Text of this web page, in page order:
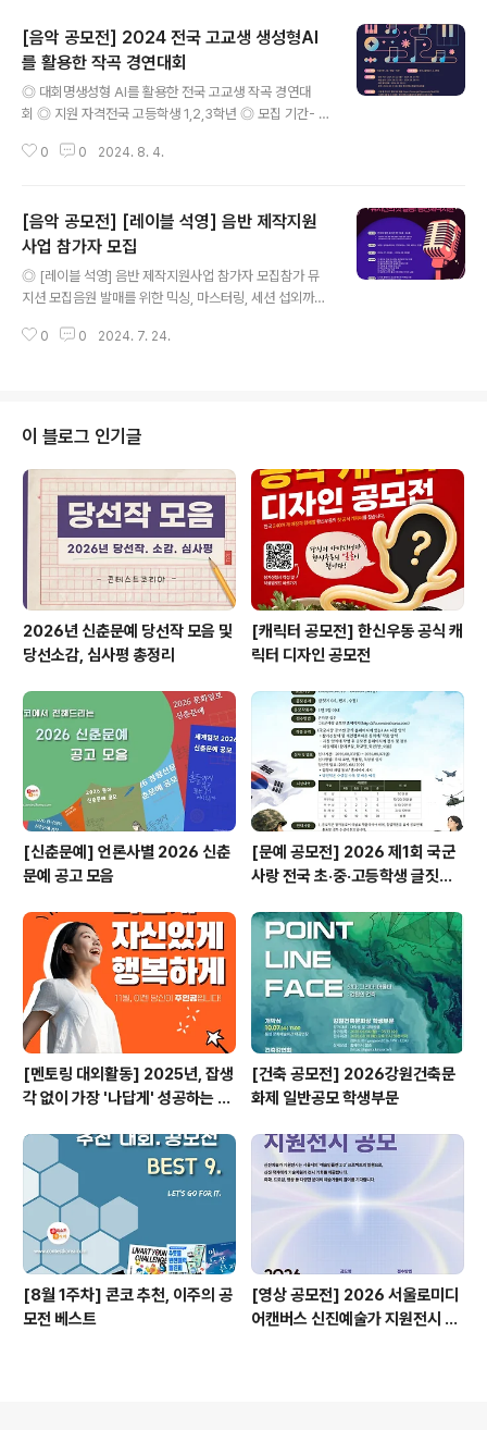
[음악 공모전] 2024 전국 고교생 생성형AI
를 활용한 작곡 경연대회
◎ 대회명생성형 AI를 활용한 전국 고교생 작곡 경연대
회 ◎ 지원 자격전국 고등학생 1,2,3학년 ◎ 모집 기간- 접
심사 : 2024. 08. 22(목) ~ 2024. 08. 28 (수)- 예선 결
명) : 300만원 및 상장- 최우수상(1명) : 200만원 및 상
장- 우수상(1명) : 100만원 및 상장- 장려상(6명) : 50만
원 및 상장- 입상(30명) : 20만원 및 상장* 입상자 전원 한
서대학교 입학 시, 별도 장학금 차등 지원 ◎ 평가기준1. 음
악과 가사의 조화 : 가사의 주제와 음..
0 0 2024. 8. 4.
[음악 공모전] [레이블 석영] 음반 제작지원
사업 참가자 모집
◎ [레이블 석영] 음반 제작지원사업 참가자 모집참가 뮤
지션 모집음원 발매를 위한 믹싱, 마스터링, 세션 섭외까지,
영'과 함께 만들어봐요 ◎ 모집대상전국의 청년 뮤지션 (만
노, 기타, 베이스, 드럼) ◎ 지원혜택① 음원 발매를 위한
레코딩, 믹싱 마스터링 세션 섭외 무상 지원② 라이브 클립
영상 제작 지원③ 앨범 발매를 위한 맞춤형 멘토링 지원④
연습실 및 녹음실 무상 지원⑤ 음원 유통사 연계 및 유통⑥
쇼케이스 개최 지원⑦ 남양주시 연계 홍보 지원 (언론, 미
디어 노출)..
0 0 2024. 7. 24.
이 블로그 인기글
2026년 신춘문예 당선작 모음 및
당선소감, 심사평 총정리
[캐릭터 공모전] 한신우동 공식 캐
릭터 디자인 공모전
[신춘문예] 언론사별 2026 신춘
문예 공고 모음
[문예 공모전] 2026 제1회 국군
사랑 전국 초·중·고등학생 글짓기
[멘토링 대외활동] 2025년, 잡생
각 없이 가장 '나답게' 성공하는 법
[건축 공모전] 2026강원건축문
화제 일반공모 학생부문
[8월 1주차] 콘코 추천, 이주의 공
모전 베스트
[영상 공모전] 2026 서울로미디
어캔버스 신진예술가 지원전시 공